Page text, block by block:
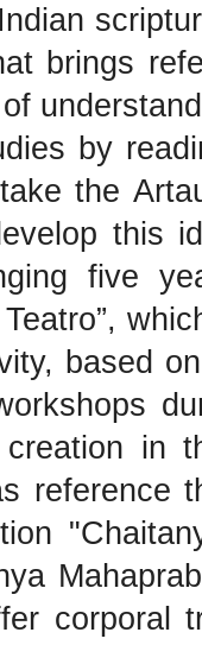
brings
by
the
this
five
based
in
reference
corporal